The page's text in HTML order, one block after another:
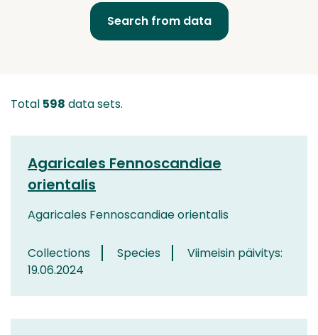
Total 598 data sets.
Agaricales Fennoscandiae
orientalis
Agaricales Fennoscandiae orientalis
Collections Species
Viimeisin päivitys:
19.06.2024